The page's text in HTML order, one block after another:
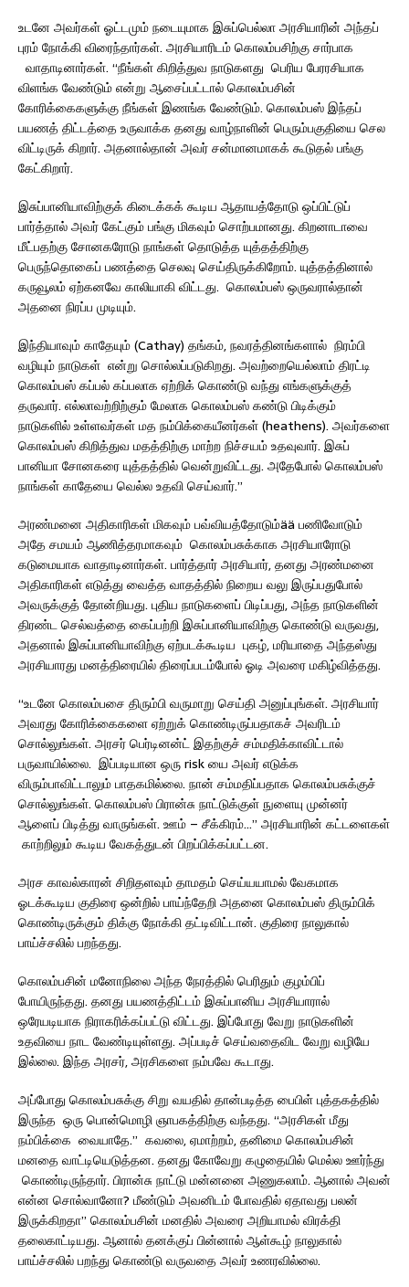
உடனே அவர்கள் ஓட்டமும் நடையுமாக இசுப்பெல்லா அரசியாரின் அந்தப்
புரம் நோக்கி விரைந்தார்கள். அரசியாரிடம் கொலம்பசிற்கு சார்பாக
வாதாடினார்கள். “நீங்கள் கிறித்துவ நாடுகளது பெரிய பேரரசியாக
விளங்க வேண்டும் என்று ஆசைப்பட்டால் கொலம்பசின்
கோரிக்கைகளுக்கு நீங்கள் இணங்க வேண்டும். கொலம்பஸ் இந்தப்
பயணத் திட்டத்தை உருவாக்க தனது வாழ்நாளின் பெரும்பகுதியை செல
விட்டிருக் கிறார். அதனால்தான் அவர் சன்மானமாகக் கூடுதல் பங்கு
கேட்கிறார்.
இசுப்பானியாவிற்குக் கிடைக்கக் கூடிய ஆதாயத்தோடு ஒப்பிட்டுப்
பார்த்தால் அவர் கேட்கும் பங்கு மிகவும் சொற்பமானது. கிறனாடாவை
மீட்பதற்கு சோனகரோடு நாங்கள் தொடுத்த யுத்தத்திற்கு
பெருந்தொகைப் பணத்தை செலவு செய்திருக்கிறோம். யுத்தத்தினால்
கருவூலம் ஏற்கனவே காலியாகி விட்டது. கொலம்பஸ் ஒருவரால்தான்
அதனை நிரப்ப முடியும்.
இந்தியாவும் காதேயும் (Cathay) தங்கம், நவரத்தினங்களால் நிரம்பி
வழியும் நாடுகள் என்று சொல்லப்படுகிறது. அவற்றையெல்லாம் திரட்டி
கொலம்பஸ் கப்பல் கப்பலாக ஏற்றிக் கொண்டு வந்து எங்களுக்குத்
தருவார். எல்லாவற்றிற்கும் மேலாக கொலம்பஸ் கண்டு பிடிக்கும்
நாடுகளில் உள்ளவர்கள் மத நம்பிக்கையீனர்கள் (heathens). அவர்களை
கொலம்பஸ் கிறித்துவ மதத்திற்கு மாற்ற நிச்சயம் உதவுவார். இசுப்
பானியா சோனகரை யுத்தத்தில் வென்றுவிட்டது. அதேபோல் கொலம்பஸ்
நாங்கள் காதேயை வெல்ல உதவி செய்வார்.”
அரண்மனை அதிகாரிகள் மிகவும் பவ்வியத்தோடும்ää பணிவோடும்
அதே சமயம் ஆணித்தரமாகவும் கொலம்பசுக்காக அரசியாரோடு
கடுமையாக வாதாடினார்கள். பார்த்தார் அரசியார், தனது அரண்மனை
அதிகாரிகள் எடுத்து வைத்த வாதத்தில் நிறைய வலு இருப்பதுபோல்
அவருக்குத் தோன்றியது. புதிய நாடுகளைப் பிடிப்பது, அந்த நாடுகளின்
திரண்ட செல்வத்தை கைப்பற்றி இசுப்பானியாவிற்கு கொண்டு வருவது,
அதனால் இசுப்பானியாவிற்கு ஏற்படக்கூடிய புகழ், மரியாதை அந்தஸ்து
அரசியாரது மனத்திரையில் திரைப்படம்போல் ஓடி அவரை மகிழ்வித்தது.
“உடனே கொலம்பசை திரும்பி வருமாறு செய்தி அனுப்புங்கள். அரசியார்
அவரது கோரிக்கைகளை ஏற்றுக் கொண்டிருப்பதாகச் அவரிடம்
சொல்லுங்கள். அரசர் பெர்டினன்ட் இதற்குச் சம்மதிக்காவிட்டால்
பருவாயில்லை. இப்படியான ஒரு risk யை அவர் எடுக்க
விரும்பாவிட்டாலும் பாதகமில்லை. நான் சம்மதிப்பதாக கொலம்பசுக்குச்
சொல்லுங்கள். கொலம்பஸ் பிரான்சு நாட்டுக்குள் நுளையு முன்னர்
ஆளைப் பிடித்து வாருங்கள். ஊம் – சீக்கிரம்…” அரசியாரின் கட்டளைகள்
காற்றிலும் கூடிய வேகத்துடன் பிறப்பிக்கப்பட்டன.
அரச காவல்காரன் சிறிதளவும் தாமதம் செய்யயாமல் வேகமாக
ஓடக்கூடிய குதிரை ஒன்றில் பாய்ந்தேறி அதனை கொலம்பஸ் திரும்பிக்
கொண்டிருக்கும் திக்கு நோக்கி தட்டிவிட்டான். குதிரை நாலுகால்
பாய்ச்சலில் பறந்தது.
கொலம்பசின் மனோநிலை அந்த நேரத்தில் பெரிதும் குழம்பிப்
போயிருந்தது. தனது பயணத்திட்டம் இசுப்பானிய அரசியாரால்
ஒரேயடியாக நிராகரிக்கப்பட்டு விட்டது. இப்போது வேறு நாடுகளின்
உதவியை நாட வேண்டியுள்ளது. அப்படிச் செய்வதைவிட வேறு வழியே
இல்லை. இந்த அரசர், அரசிகளை நம்பவே கூடாது.
அப்போது கொலம்பசுக்கு சிறு வயதில் தான்படித்த பைபிள் புத்தகத்தில்
இருந்த ஒரு பொன்மொழி ஞாபகத்திற்கு வந்தது. “அரசிகள் மீது
நம்பிக்கை வையாதே.” கவலை, ஏமாற்றம், தனிமை கொலம்பசின்
மனதை வாட்டியெடுத்தன. தனது கோவேறு கழுதையில் மெல்ல ஊர்ந்து
கொண்டிருந்தார். பிரான்சு நாட்டு மன்னனை அணுகலாம். ஆனால் அவன்
என்ன சொல்வானோ? மீண்டும் அவனிடம் போவதில் ஏதாவது பலன்
இருக்கிறதா” கொலம்பசின் மனதில் அவரை அறியாமல் விரக்தி
தலைகாட்டியது. ஆனால் தனக்குப் பின்னால் ஆள்கூழ் நாலுகால்
பாய்ச்சலில் பறந்து கொண்டு வருவதை அவர் உணரவில்லை.